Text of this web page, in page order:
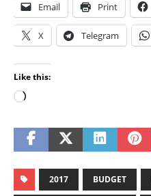
Email Print
X Telegram
Like this:
2017 BUDGET